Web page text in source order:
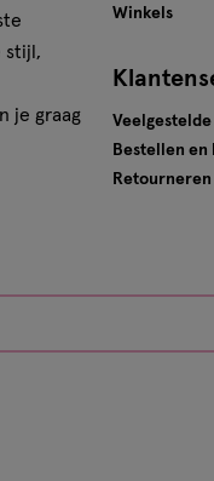
stijl,
je graag
Winkels
Veelgestelde
Bestellen en
Retourneren